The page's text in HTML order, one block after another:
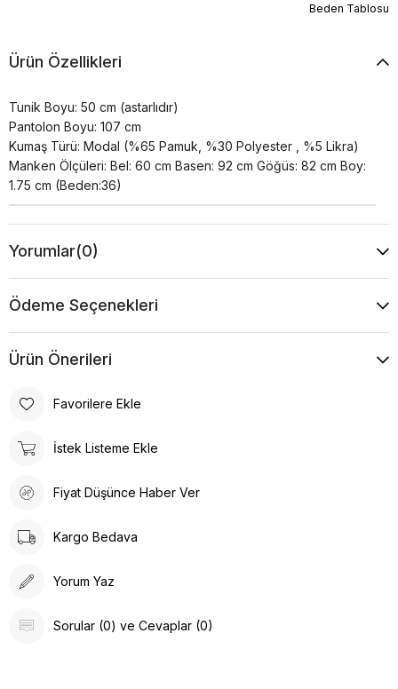
Beden Tablosu
Ürün Özellikleri
Tunik Boyu: 50 cm (astarlıdır)
Pantolon Boyu: 107 cm
Kumaş Türü: Modal (%65 Pamuk, %30 Polyester , %5 Likra)
Manken Ölçüleri: Bel: 60 cm Basen: 92 cm Göğüs: 82 cm Boy:
1.75 cm (Beden:36)
Yorumlar(0)
Ödeme Seçenekleri
Ürün Önerileri
Favorilere Ekle
İstek Listeme Ekle
Fiyat Düşünce Haber Ver
Kargo Bedava
Yorum Yaz
Sorular (0) ve Cevaplar (0)